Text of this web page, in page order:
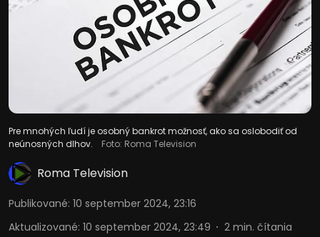
Pre mnohých ľudí je osobný bankrot možnosť, ako sa oslobodiť od
neúnosných dlhov.
Foto: Roma Television
Roma Television
Publikované: 10 september 2024, 23:16
Aktualizované: 10 september 2024, 23:49 2 min. čítania